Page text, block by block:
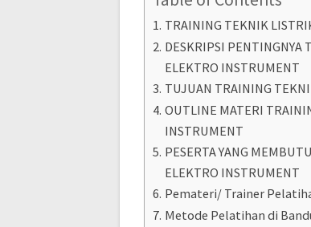
TRAINING TEKNIK
DESKRIPSI PENTINGNYA
ELEKTRO INSTRUMENT
TUJUAN TRAINING
OUTLINE MATERI
INSTRUMENT
PESERTA YANG
ELEKTRO INSTRUMENT
Pemateri/ Trainer
Metode Pelatihan di